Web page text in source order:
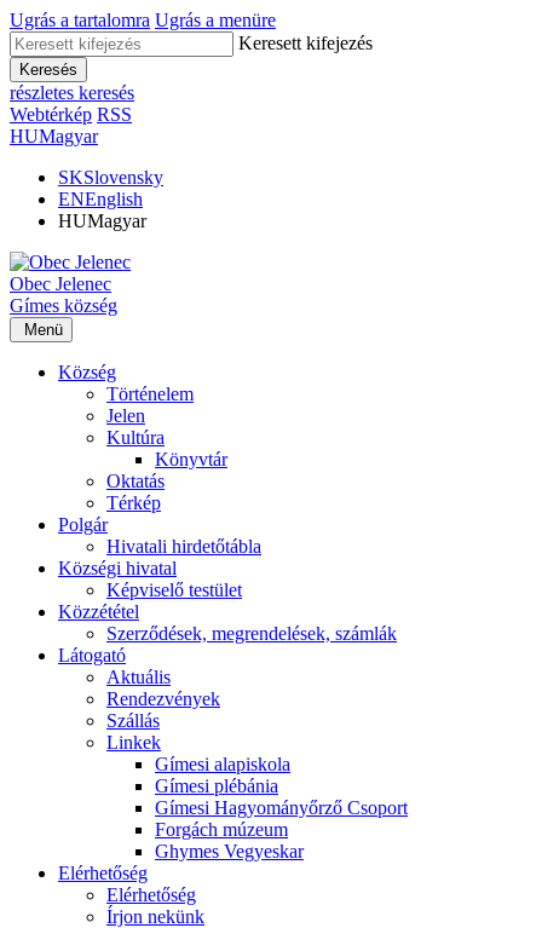
Ugrás a tartalomra Ugrás a menüre
Keresett kifejezés
Keresés
részletes keresés
Webtérkép RSS
HUMagyar
SKSlovensky
ENEnglish
HUMagyar
Obec Jelenec
Gímes község
Menü
Község
Történelem
Jelen
Kultúra
Könyvtár
Oktatás
Térkép
Polgár
Hivatali hirdetőtábla
Községi hivatal
Képviselő testület
Közzététel
Szerződések, megrendelések, számlák
Látogató
Aktuális
Rendezvények
Szállás
Linkek
Gímesi alapiskola
Gímesi plébánia
Gímesi Hagyományőrző Csoport
Forgách múzeum
Ghymes Vegyeskar
Elérhetőség
Elérhetőség
Írjon nekünk